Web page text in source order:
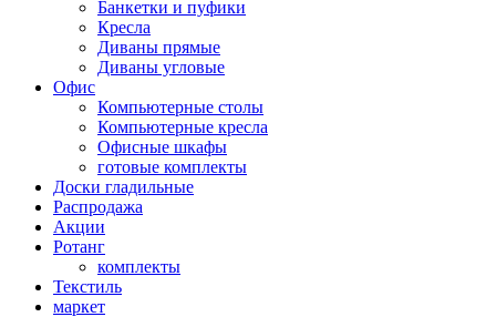
Банкетки и пуфики
Кресла
Диваны прямые
Диваны угловые
Офис
Компьютерные столы
Компьютерные кресла
Офисные шкафы
готовые комплекты
Доски гладильные
Распродажа
Акции
Ротанг
комплекты
Текстиль
маркет